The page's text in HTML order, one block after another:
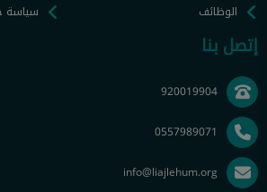
الوظائف
سياسة
إتصل بنا
920019904
0557989071
info@liajlehum.org